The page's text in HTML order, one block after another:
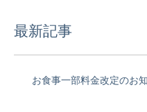
最新記事
お食事一部料金改定のお